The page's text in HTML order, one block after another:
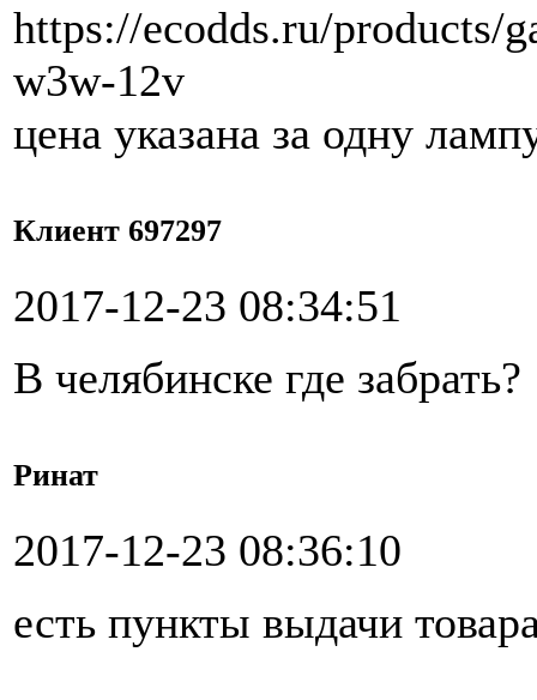
https://ecodds.ru/products/
w3w-12v
цена указана за одну
Клиент 697297
2017-12-23 08:34:51
В челябинске где забрать?
Ринат
2017-12-23 08:36:10
есть пункты выдачи